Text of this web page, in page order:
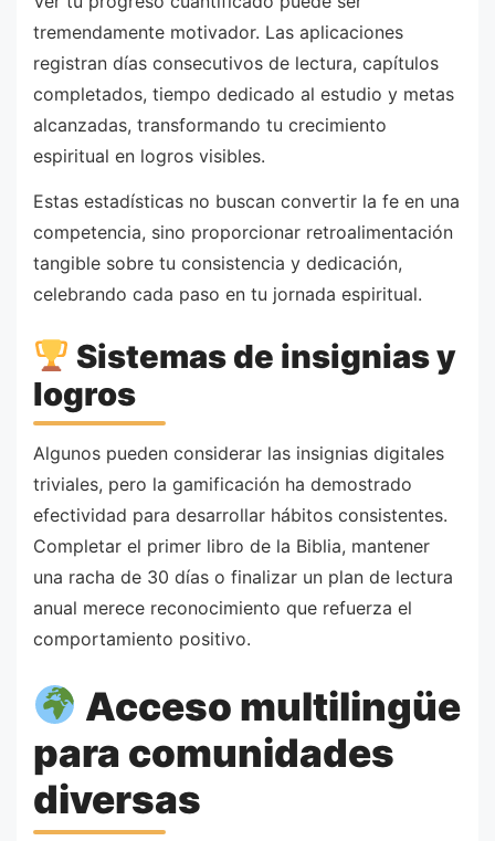
tremendamente motivador. Las aplicaciones
registran días consecutivos de lectura, capítulos
completados, tiempo dedicado al estudio y metas
alcanzadas, transformando tu crecimiento
espiritual en logros visibles.
Estas estadísticas no buscan convertir la fe en una
competencia, sino proporcionar retroalimentación
tangible sobre tu consistencia y dedicación,
celebrando cada paso en tu jornada espiritual.
Sistemas de insignias y
logros
Algunos pueden considerar las insignias digitales
triviales, pero la gamificación ha demostrado
efectividad para desarrollar hábitos consistentes.
Completar el primer libro de la Biblia, mantener
una racha de 30 días o finalizar un plan de lectura
anual merece reconocimiento que refuerza el
comportamiento positivo.
Acceso multilingüe
para comunidades
diversas